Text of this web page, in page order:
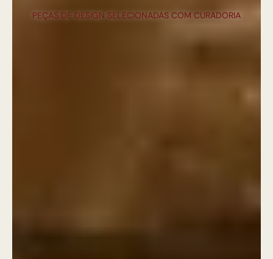
PEÇAS DE DESIGN SELECIONADAS COM CURADORIA